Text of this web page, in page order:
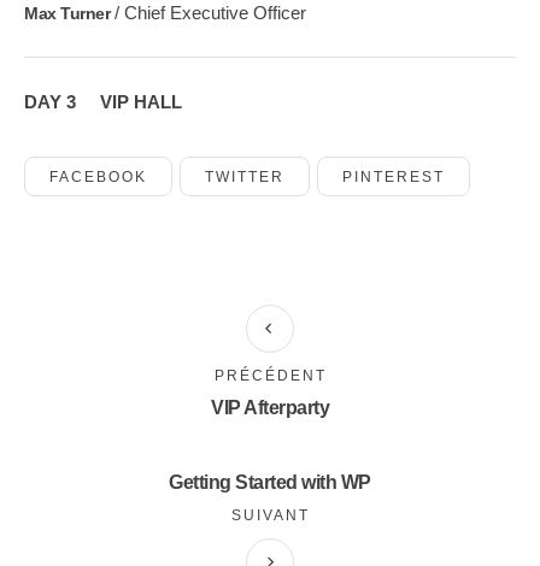
Max Turner / Chief Executive Officer
DAY 3 VIP HALL
FACEBOOK TWITTER PINTEREST
VIP Afterparty
PRÉCÉDENT
Getting Started with WP
SUIVANT